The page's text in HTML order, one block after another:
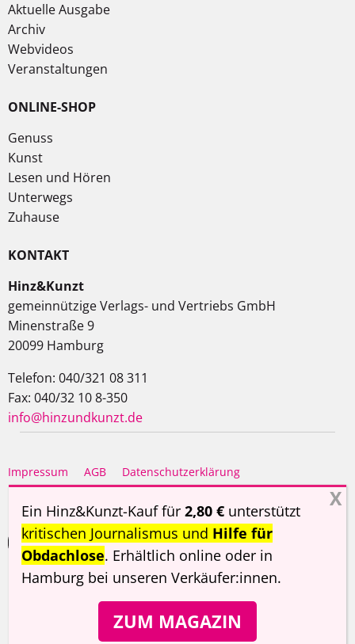
Aktuelle Ausgabe
Archiv
Webvideos
Veranstaltungen
ONLINE-SHOP
Genuss
Kunst
Lesen und Hören
Unterwegs
Zuhause
KONTAKT
Hinz&Kunzt
gemeinnützige Verlags- und Vertriebs GmbH
Minenstraße 9
20099 Hamburg
Telefon: 040/321 08 311
Fax: 040/32 10 8-350
info@hinzundkunzt.de
Impressum AGB
Datenschutzerklärung
Haftungsausschluss
Ein Hinz&Kunzt-Kauf für2,80 € unterstützt
kritischen Journalismus und Hilfe für
Obdachlose. Erhältlich online oder in
Hamburg bei unseren Verkäufer:innen.
ZUM MAGAZIN